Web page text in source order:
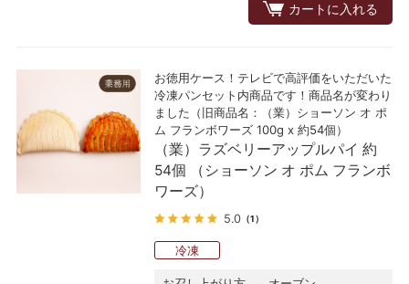
カートに入れる
お徳用ケース！テレビで高評価をいただいた
冷凍パンセット内商品です！商品名が変わり
ました（旧商品名：（業）ショーソン オ ポ
ム フランボワーズ 100g x 約54個）
（業）ラズベリーアップルパイ 約
54個 （ショーソン オ ポム フランボ
ワーズ）
5.0 （1）
冷凍